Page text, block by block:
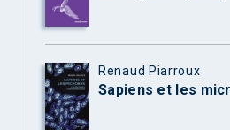
Renaud Piarroux
Sapiens et les